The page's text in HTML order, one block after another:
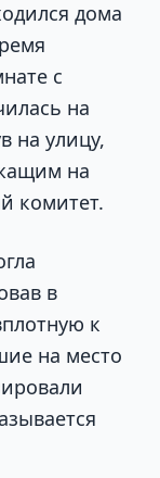
дома
с
на
на улицу,
на
комитет.
в
к
на место